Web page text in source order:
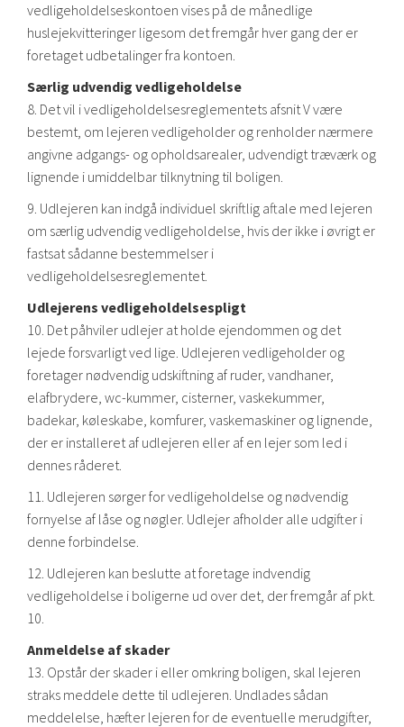
vedligeholdelseskontoen vises på de månedlige
huslejekvitteringer ligesom det fremgår hver gang der er
foretaget udbetalinger fra kontoen.
Særlig udvendig vedligeholdelse
8. Det vil i vedligeholdelsesreglementets afsnit V være
bestemt, om lejeren vedligeholder og renholder nærmere
angivne adgangs- og opholdsarealer, udvendigt træværk og
lignende i umiddelbar tilknytning til boligen.
9. Udlejeren kan indgå individuel skriftlig aftale med lejeren
om særlig udvendig vedligeholdelse, hvis der ikke i øvrigt er
fastsat sådanne bestemmelser i
vedligeholdelsesreglementet.
Udlejerens vedligeholdelsespligt
10. Det påhviler udlejer at holde ejendommen og det
lejede forsvarligt ved lige. Udlejeren vedligeholder og
foretager nødvendig udskiftning af ruder, vandhaner,
elafbrydere, wc-kummer, cisterner, vaskekummer,
badekar, køleskabe, komfurer, vaskemaskiner og lignende,
der er installeret af udlejeren eller af en lejer som led i
dennes råderet.
11. Udlejeren sørger for vedligeholdelse og nødvendig
fornyelse af låse og nøgler. Udlejer afholder alle udgifter i
denne forbindelse.
12. Udlejeren kan beslutte at foretage indvendig
vedligeholdelse i boligerne ud over det, der fremgår af pkt.
10.
Anmeldelse af skader
13. Opstår der skader i eller omkring boligen, skal lejeren
straks meddele dette til udlejeren. Undlades sådan
meddelelse, hæfter lejeren for de eventuelle merudgifter,